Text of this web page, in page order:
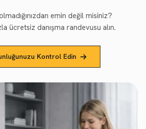
emin değil misiniz?
ücretsiz danışma randevusu alın.
Kontrol Edin